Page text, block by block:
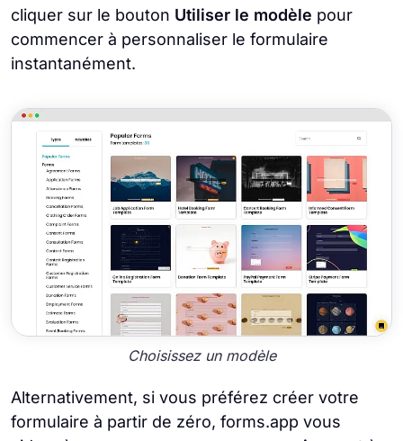
cliquer sur le bouton Utiliser le modèle pour
commencer à personnaliser le formulaire
instantanément.
Choisissez un modèle
Alternativement, si vous préférez créer votre
formulaire à partir de zéro, forms.app vous